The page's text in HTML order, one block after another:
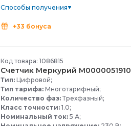
Способы получения
+33 бонуса
Код товара: 1086815
Счетчик Меркурий М0000051910
Тип: Цифровой;
Тип тарифа: Многотарифный;
Количество фаз: Трехфазный;
Класс точности: 1.0;
Номинальный ток: 5 А;